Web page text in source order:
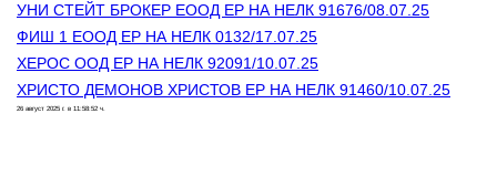
УНИ СТЕЙТ БРОКЕР ЕООД ЕР НА НЕЛК 91676/08.07.25
ФИШ 1 ЕООД ЕР НА НЕЛК 0132/17.07.25
ХЕРОС ООД ЕР НА НЕЛК 92091/10.07.25
ХРИСТО ДЕМОНОВ ХРИСТОВ ЕР НА НЕЛК 91460/10.07.25
26 август 2025 г. в 11:58:52 ч.